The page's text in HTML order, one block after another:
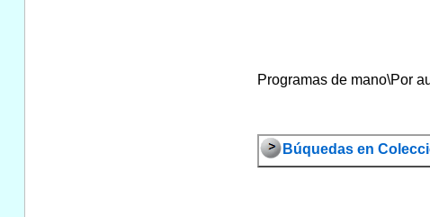
Programas de mano\Por
Búquedas en